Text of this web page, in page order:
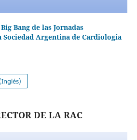
Bang de las Jornadas
Argentina de Cardiología
DE LA RAC